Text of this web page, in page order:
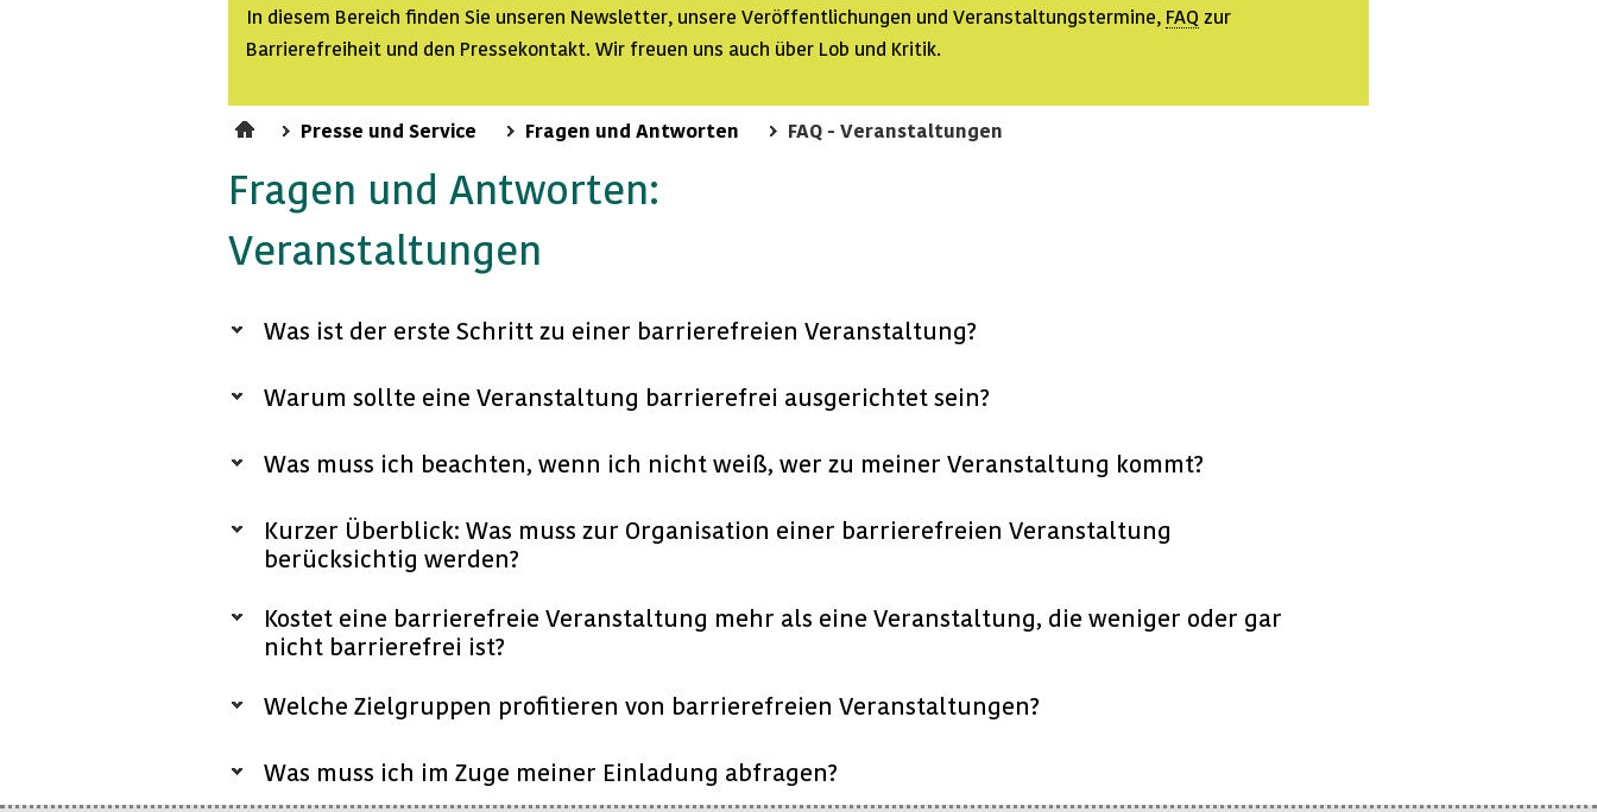
In diesem Bereich finden Sie unseren Newsletter, unsere Veröffentlichungen und Veranstaltungstermine, FAQ zur
Barrierefreiheit und den Pressekontakt. Wir freuen uns auch über Lob und Kritik.
Presse und Service Fragen und Antworten FAQ - Veranstaltungen
Fragen und Antworten:
Veranstaltungen
Was ist der erste Schritt zu einer barrierefreien Veranstaltung?
Warum sollte eine Veranstaltung barrierefrei ausgerichtet sein?
Was muss ich beachten, wenn ich nicht weiß, wer zu meiner Veranstaltung kommt?
Kurzer Überblick: Was muss zur Organisation einer barrierefreien Veranstaltung
berücksichtig werden?
Kostet eine barrierefreie Veranstaltung mehr als eine Veranstaltung, die weniger oder gar
nicht barrierefrei ist?
Welche Zielgruppen profitieren von barrierefreien Veranstaltungen?
Was muss ich im Zuge meiner Einladung abfragen?